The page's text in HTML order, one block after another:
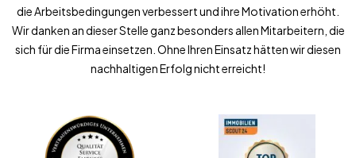
die Arbeitsbedingungen verbessert und ihre Motivation erhöht.
Wir danken an dieser Stelle ganz besonders allen Mitarbeitern, die
sich für die Firma einsetzen. Ohne Ihren Einsatz hätten wir diesen
nachhaltigen Erfolg nicht erreicht!